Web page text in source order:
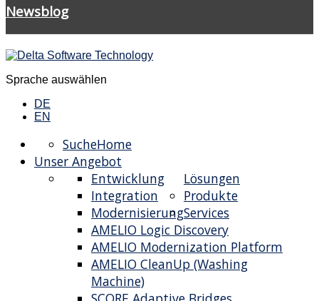
Newsblog
Sprache auswählen
DE
EN
Home
Suche
Unser Angebot
Lösungen
Entwicklung
Integration
Modernisierung
Produkte
AMELIO Logic Discovery
AMELIO Modernization Platform
AMELIO CleanUp (Washing
Machine)
Services